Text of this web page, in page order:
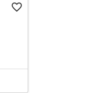
favorite_border